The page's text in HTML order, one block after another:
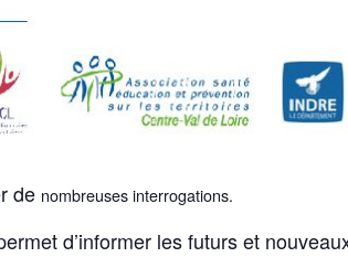
de nombreuses interrogations.
d’informer les futurs et